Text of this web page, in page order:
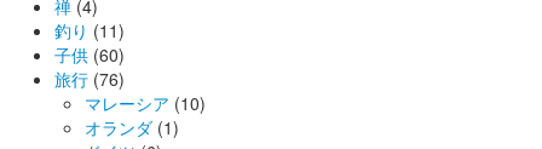
禅 (4)
釣り (11)
子供 (60)
旅行 (76)
マレーシア (10)
オランダ (1)